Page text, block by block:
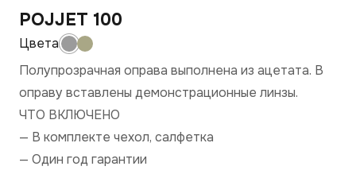
POJJET 100
Полупрозрачная оправа выполнена из ацетата. В
оправу вставлены демонстрационные линзы.
ЧТО ВКЛЮЧЕНО
— В комплекте чехол, салфетка
— Один год гарантии